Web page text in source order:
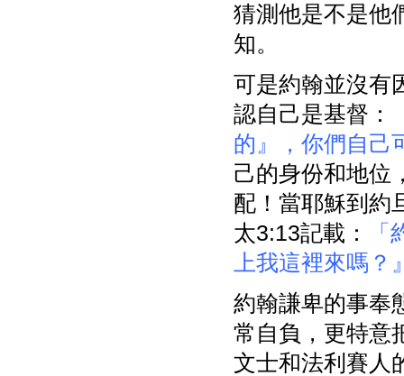
猜測他是不是他
知。
可是約翰並沒有
認自己是基督：
的』，你們自己
己的身份和地位
配！當耶穌到約
太3:13記載：
上我這裡來嗎？
約翰謙卑的事奉
常自負，更特意
文士和法利賽人